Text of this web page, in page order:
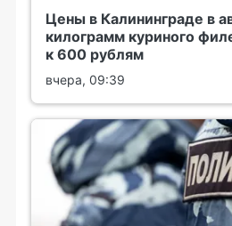
Цены в Калининграде в
килограмм куриного
к 600 рублям
вчера, 09:39